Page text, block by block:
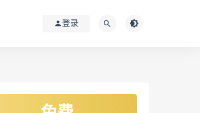
登录